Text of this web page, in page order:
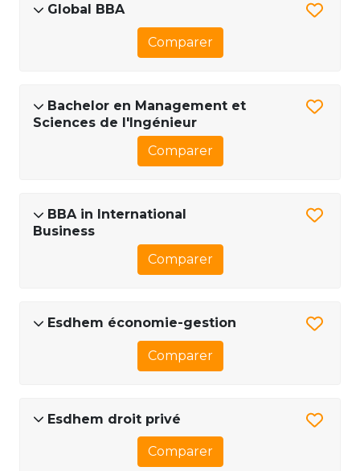
Global BBA
Comparer
Bachelor en Management et
Sciences de l'Ingénieur
Comparer
BBA in International
Business
Comparer
Esdhem économie-gestion
Comparer
Esdhem droit privé
Comparer